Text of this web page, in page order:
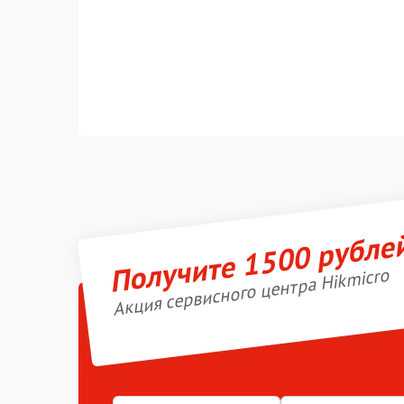
Получите 1500
Акция сервисного центра Hikmicro